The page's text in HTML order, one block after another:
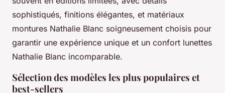
sophistiqués, finitions élégantes, et matériaux
montures Nathalie Blanc soigneusement choisis pour
garantir une expérience unique et un confort lunettes
Nathalie Blanc incomparable.
Sélection des modèles les plus populaires et
best-sellers